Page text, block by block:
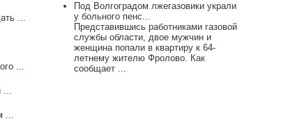
...
...
...
...
Под Волгоградом лжегазовики украли
у больного пенс...
Представившись работниками газовой
службы области, двое мужчин и
женщина попали в квартиру к 64-
летнему жителю Фролово. Как
сообщает ...